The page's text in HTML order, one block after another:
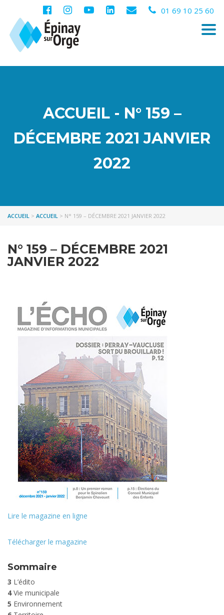
01 69 10 25 60
ACCUEIL - N° 159 –
DÉCEMBRE 2021 JANVIER
2022
ACCUEIL > ACCUEIL > N° 159 – DÉCEMBRE 2021 JANVIER 2022
N° 159 – DÉCEMBRE 2021
JANVIER 2022
Lire le magazine en ligne
Télécharger le magazine
Sommaire
3 L’édito
4Vie municipale
5 Environnement